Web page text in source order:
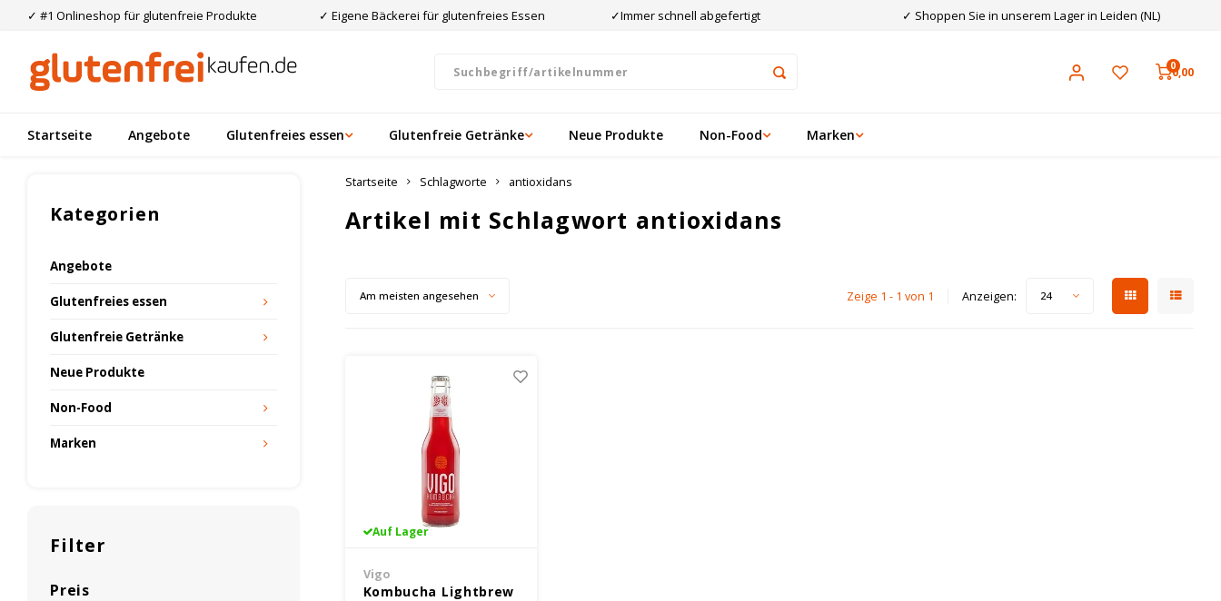
✓ #1 Onlineshop für glutenfreie Produkte ✓ Eigene Bäckerei für glutenfreies Essen ✓Immer schnell abgefertigt ✓ Shoppen Sie in unserem Lager in Leiden (NL)
00,00
Startseite Angebote Glutenfreies essen Glutenfreie Getränke Neue Produkte Non-Food Marken
Kategorien
Angebote
Glutenfreies essen
Glutenfreie Getränke
Neue Produkte
Non-Food
Marken
Filter
Preis
Startseite Schlagworte antioxidans
Artikel mit Schlagwort antioxidans
Am meisten angesehen Zeige 1 - 1 von 1 Anzeigen: 24
Auf Lager
Vigo
Kombucha Lightbrew